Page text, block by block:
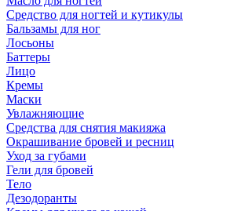
Средство для ногтей и кутикулы
Бальзамы для ног
Лосьоны
Баттеры
Лицо
Кремы
Маски
Увлажняющие
Средства для снятия макияжа
Окрашивание бровей и ресниц
Уход за губами
Гели для бровей
Тело
Дезодоранты